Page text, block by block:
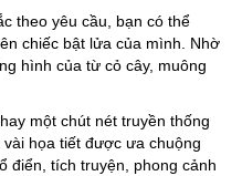
theo yêu cầu, bạn có thể
chiếc bật lửa của mình. Nhờ
hình của từ cỏ cây, muông
một chút nét truyền thống
họa tiết được ưa chuộng
điển, tích truyện, phong cảnh